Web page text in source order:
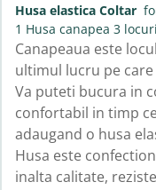
Husa elastica Coltar
1 Husa canapea 3
Canapeaua este
ultimul lucru pe care
Va puteti bucura in
confortabil in timp
adaugand o husa
Husa este
inalta calitate,